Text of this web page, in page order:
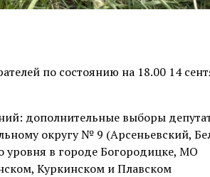
по состоянию на 18.00 14
дополнительные выборы
округу № 9 (Арсеньевский,
уровня в городе Богородицке, МО
Куркинском и Плавском